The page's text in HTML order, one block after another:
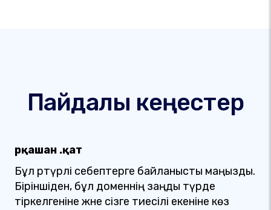
Пайдалы кеңестер
Әрқашан .қат
Бұл әртүрлі себептерге байланысты маңызды.
Біріншіден, бұл доменнің заңды түрде
тіркелгеніне және сізге тиесілі екеніне көз